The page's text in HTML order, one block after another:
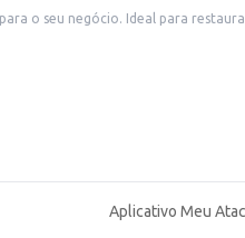
o seu negócio. Ideal para
Aplicativo Meu